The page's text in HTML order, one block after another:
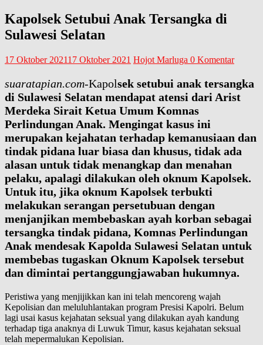
Kapolsek Setubui Anak Tersangka di
Sulawesi Selatan
17 Oktober 202117 Oktober 2021 Hojot Marluga 0 Komentar
suaratapian.com-Kapolsek setubui anak tersangka
di Sulawesi Selatan mendapat atensi dari Arist
Merdeka Sirait Ketua Umum Komnas
Perlindungan Anak. Mengingat kasus ini
merupakan kejahatan terhadap kemanusiaan dan
tindak pidana luar biasa dan khusus, tidak ada
alasan untuk tidak menangkap dan menahan
pelaku, apalagi dilakukan oleh oknum Kapolsek.
Untuk itu, jika oknum Kapolsek terbukti
melakukan serangan persetubuan dengan
menjanjikan membebaskan ayah korban sebagai
tersangka tindak pidana, Komnas Perlindungan
Anak mendesak Kapolda Sulawesi Selatan untuk
membebas tugaskan Oknum Kapolsek tersebut
dan dimintai pertanggungjawaban hukumnya.
Peristiwa yang menjijikkan kan ini telah mencoreng wajah
Kepolisian dan meluluhlantakan program Presisi Kapolri. Belum
lagi usai kasus kejahatan seksual yang dilakukan ayah kandung
terhadap tiga anaknya di Luwuk Timur, kasus kejahatan seksual
telah mepermalukan Kepolisian.